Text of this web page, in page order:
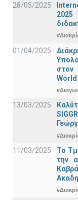
28/05/2025
2025
01/04/2025
στον
World
13/03/2025
11/03/2025
Το
την